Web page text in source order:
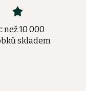
než 10 000
skladem